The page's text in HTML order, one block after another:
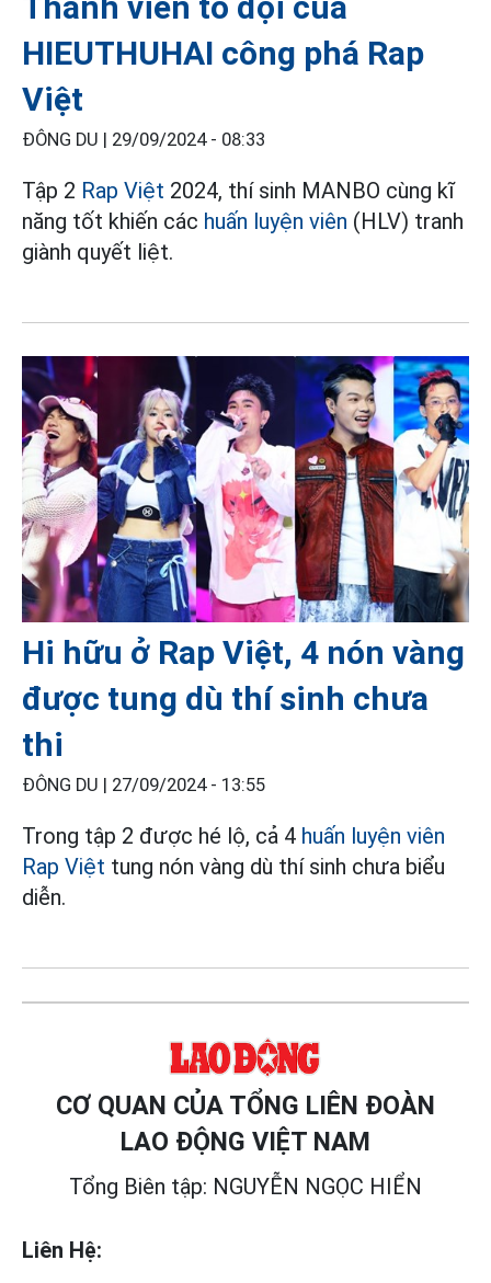
HIEUTHUHAI công phá Rap
Việt
ĐÔNG DU | 29/09/2024 - 08:33
Tập 2 Rap Việt 2024, thí sinh MANBO cùng kĩ
năng tốt khiến các huấn luyện viên (HLV) tranh
giành quyết liệt.
Hi hữu ở Rap Việt, 4 nón vàng
được tung dù thí sinh chưa
thi
ĐÔNG DU | 27/09/2024 - 13:55
Trong tập 2 được hé lộ, cả 4 huấn luyện viên
Rap Việt tung nón vàng dù thí sinh chưa biểu
diễn.
CƠ QUAN CỦA TỔNG LIÊN ĐOÀN
LAO ĐỘNG VIỆT NAM
Tổng Biên tập: NGUYỄN NGỌC HIỂN
Liên Hệ: